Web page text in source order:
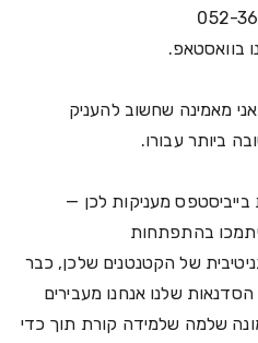
בוואסטאפ.
מאמינה שחשוב להעניק
ביותר עבורו.
בייביסטפס מעניקות לכן —
בהתפתחות
של הקטנטנים שלכן, כבר
שלנו אנחנו מעבירים
שלמה שלמידה קורת תוך כדי